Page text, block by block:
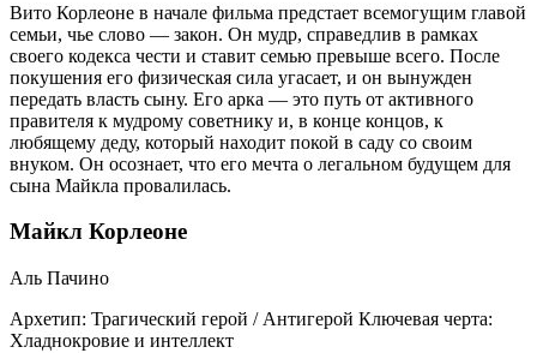
Вито Корлеоне в начале фильма предстает всемогущим главой
семьи, чье слово — закон. Он мудр, справедлив в рамках
своего кодекса чести и ставит семью превыше всего. После
покушения его физическая сила угасает, и он вынужден
передать власть сыну. Его арка — это путь от активного
правителя к мудрому советнику и, в конце концов, к
любящему деду, который находит покой в саду со своим
внуком. Он осознает, что его мечта о легальном будущем для
сына Майкла провалилась.
Майкл Корлеоне
Аль Пачино
Архетип: Трагический герой / Антигерой Ключевая черта:
Хладнокровие и интеллект